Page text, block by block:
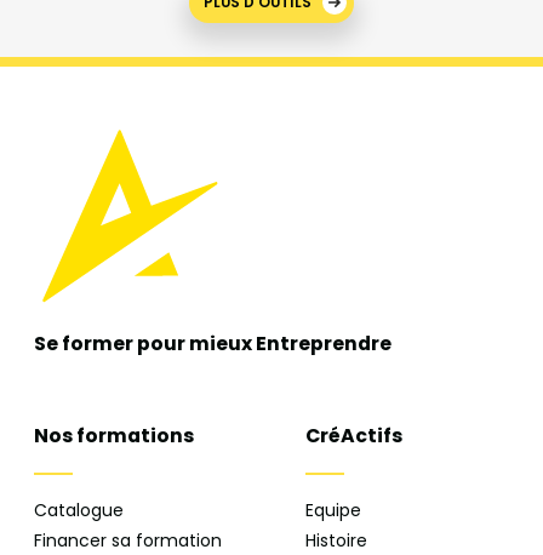
Se former pour mieuxEntreprendre
Nos formations
Catalogue
Financer sa formation
CréActifs
Equipe
Histoire